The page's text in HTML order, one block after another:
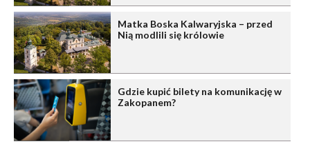
Matka Boska Kalwaryjska – przed
Nią modlili się królowie
Gdzie kupić bilety na komunikację w
Zakopanem?